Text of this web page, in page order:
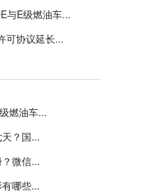
与E级燃油车...
可协议延长...
燃油车...
？国...
微信...
哪些...